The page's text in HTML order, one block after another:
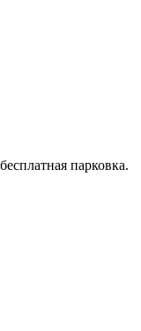
парковка.